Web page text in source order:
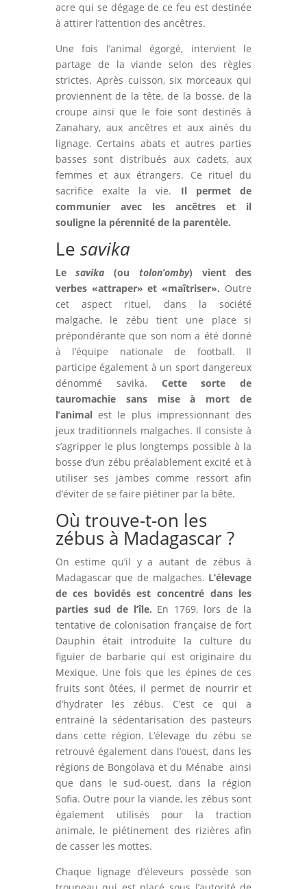
acre qui se dégage de ce feu est destinée
à attirer l’attention des ancêtres.
Une fois l’animal égorgé, intervient le
partage de la viande selon des règles
strictes. Après cuisson, six morceaux qui
proviennent de la tête, de la bosse, de la
croupe ainsi que le foie sont destinés à
Zanahary, aux ancêtres et aux ainés du
lignage. Certains abats et autres parties
basses sont distribués aux cadets, aux
femmes et aux étrangers. Ce rituel du
sacrifice exalte la vie. Il permet de
communier avec les ancêtres et il
souligne la pérennité de la parentèle.
Le savika
Lesavika (ou tolon’omby) vient des
verbes «attraper» et «maîtriser». Outre
cet aspect rituel, dans la société
malgache, le zébu tient une place si
prépondérante que son nom a été donné
à l’équipe nationale de football. Il
participe également à un sport dangereux
dénommé savika. Cette sorte de
tauromachie sans mise à mort de
l’animalest le plus impressionnant des
jeux traditionnels malgaches. Il consiste à
s’agripper le plus longtemps possible à la
bosse d’un zébu préalablement excité et à
utiliser ses jambes comme ressort afin
d’éviter de se faire piétiner par la bête.
Où trouve-t-on les
zébus à Madagascar ?
On estime qu’il y a autant de zébus à
Madagascar que de malgaches. L’élevage
de ces bovidés est concentré dans les
parties sud de l’île. En 1769, lors de la
tentative de colonisation française de fort
Dauphin était introduite la culture du
figuier de barbarie qui est originaire du
Mexique. Une fois que les épines de ces
fruits sont ôtées, il permet de nourrir et
d’hydrater les zébus. C’est ce qui a
entrainé la sédentarisation des pasteurs
dans cette région. L’élevage du zébu se
retrouvé également dans l’ouest, dans les
régions de Bongolava et du Ménabe ainsi
que dans le sud-ouest, dans la région
Sofia. Outre pour la viande, les zébus sont
également utilisés pour la traction
animale, le piétinement des rizières afin
de casser les mottes.
Chaque lignage d’éleveurs possède son